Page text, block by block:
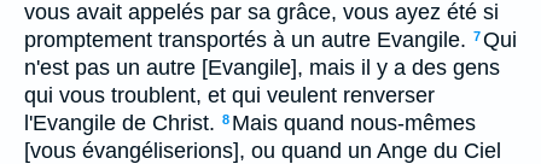
vous avait appelés par sa grâce, vous ayez été si
promptement transportés à un autre Evangile. 7Qui
n'est pas un autre [Evangile], mais il y a des gens
qui vous troublent, et qui veulent renverser
l'Evangile de Christ. 8 Mais quand nous-mêmes
[vous évangéliserions], ou quand un Ange du Ciel